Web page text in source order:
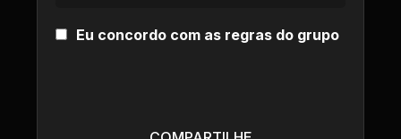
Eu concordo com as regras do grupo